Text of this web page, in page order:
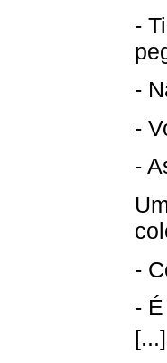
-
-
-
-
-
-